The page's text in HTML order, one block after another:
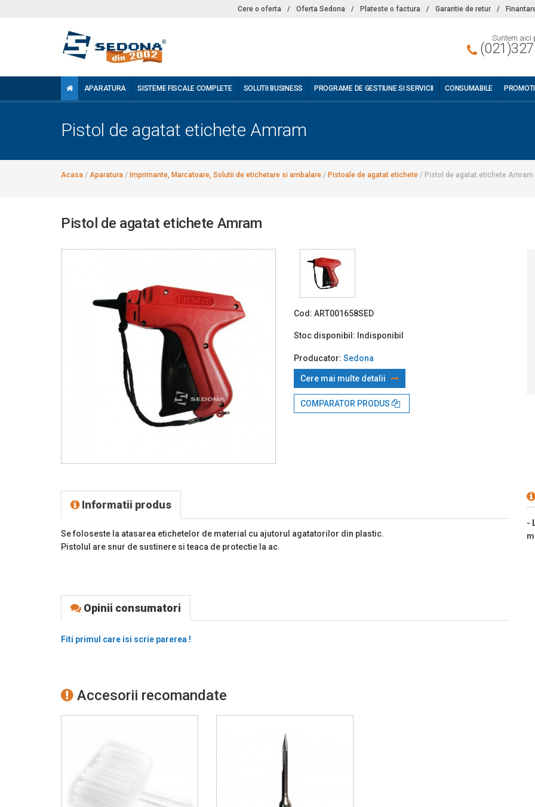
Cere o oferta / Oferta Sedona / Plateste o factura / Garantie de retur /
Suntem aici
APARATURA SISTEME FISCALE COMPLETE SOLUTII BUSINESS PROGRAME DE GESTIUNE SI SERVICII CONSUMABILE
Pistol de agatat etichete Amram
Acasa / Aparatura / Imprimante, Marcatoare, Solutii de etichetare si ambalare / Pistoale de agatat etichete / Pistol de agatat etichete Amram
Pistol de agatat etichete Amram
Cod: ART001658SED
Stoc disponibil: Indisponibil
Producator: Sedona
Cere mai multe detalii
COMPARATOR PRODUS
Informatii produs
Se foloseste la atasarea etichetelor de material cu ajutorul agatatorilor din plastic.
Pistolul are snur de sustinere si teaca de protectie la ac.
Opinii consumatori
Fiti primul care isi scrie parerea !
-
Accesorii recomandate